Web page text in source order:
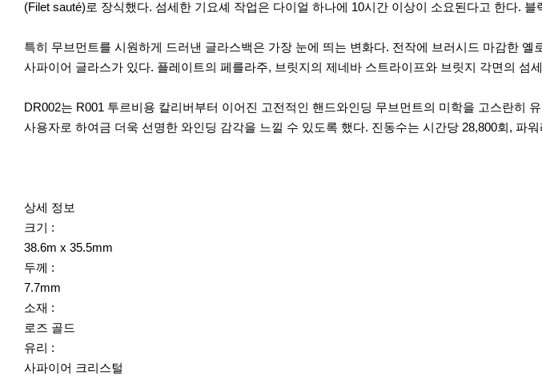
(Filet sauté)로 장식했다. 섬세한 기요셰 작업은 다이얼 하나에 10시간 이상이 소요된다고 한다.
특히 무브먼트를 시원하게 드러낸 글라스백은 가장 눈에 띄는 변화다. 전작에 브러시드 마감한
사파이어 글라스가 있다. 플레이트의 페를라주, 브릿지의 제네바 스트라이프와 브릿지 각면의 섬
DR002는 R001 투르비용 칼리버부터 이어진 고전적인 핸드와인딩 무브먼트의 미학을 고스란히
사용자로 하여금 더욱 선명한 와인딩 감각을 느낄 수 있도록 했다. 진동수는 시간당 28,800회, 파
상세 정보
크기 :
38.6m x 35.5mm
두께 :
7.7mm
소재 :
로즈 골드
유리 :
사파이어 크리스털